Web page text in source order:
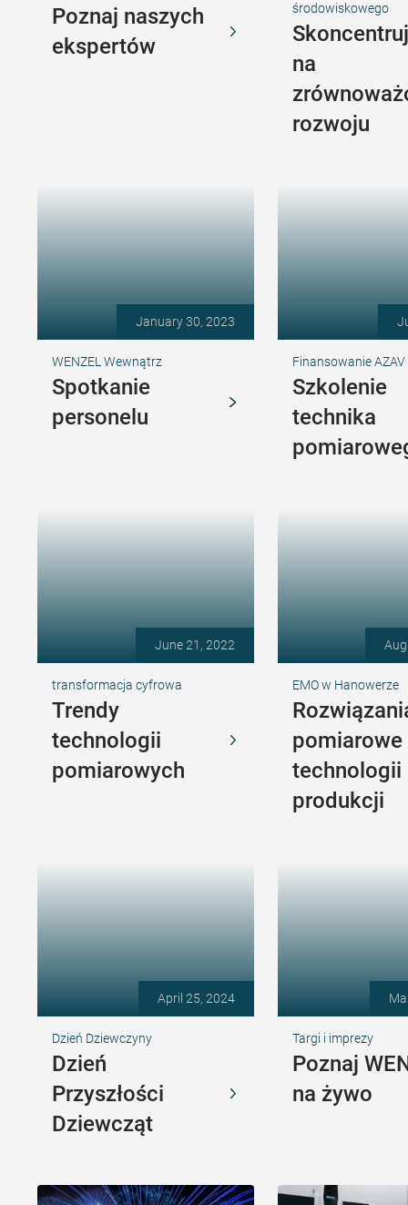
Poznaj naszych
ekspertów
środowiskowego
na
rozwoju
January 30, 2023
WENZEL Wewnątrz
Spotkanie
personelu
Finansowanie AZAV
Szkolenie
technika
June 21, 2022
transformacja cyfrowa
Trendy
technologii
pomiarowych
EMO w Hanowerze
pomiarowe
technologii
produkcji
April 25, 2024
Dzień Dziewczyny
Dzień
Przyszłości
Dziewcząt
Targi i imprezy
Poznaj
na żywo